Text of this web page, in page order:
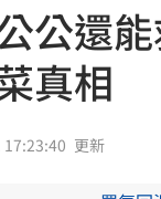
太平洋島國論壇
旅宿業4天損
市明達停班停課
童罵男師娘娘腔
公還
真相
更新